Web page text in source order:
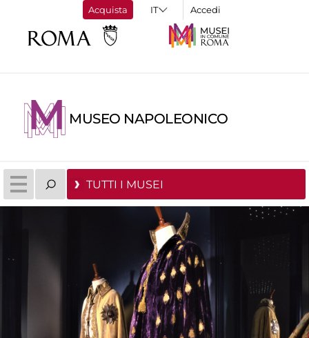
Acquista Accedi
MUSEO NAPOLEONICO
TUTTI I MUSEI